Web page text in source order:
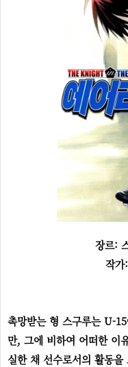
장르:
작가
촉망받는 형 스구루는 U-
만, 그에 비하여 어떠한 이
실한 채 선수로서의 활동